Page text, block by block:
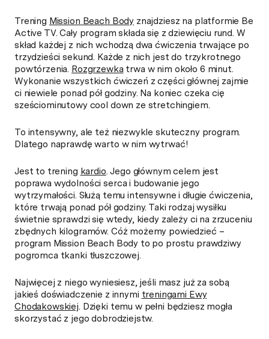
Trening Mission Beach Body znajdziesz na platformie Be
Active TV. Cały program składa się z dziewięciu rund. W
skład każdej z nich wchodzą dwa ćwiczenia trwające po
trzydzieści sekund. Każde z nich jest do trzykrotnego
powtórzenia. Rozgrzewka trwa w nim około 6 minut.
Wykonanie wszystkich ćwiczeń z części głównej zajmie
ci niewiele ponad pół godziny. Na koniec czeka cię
sześciominutowy cool down ze stretchingiem.
To intensywny, ale też niezwykle skuteczny program.
Dlatego naprawdę warto w nim wytrwać!
Jest to trening kardio. Jego głównym celem jest
poprawa wydolności serca i budowanie jego
wytrzymałości. Służą temu intensywne i długie ćwiczenia,
które trwają ponad pół godziny. Taki rodzaj wysiłku
świetnie sprawdzi się wtedy, kiedy zależy ci na zrzuceniu
zbędnych kilogramów. Cóż możemy powiedzieć –
program Mission Beach Body to po prostu prawdziwy
pogromca tkanki tłuszczowej.
Najwięcej z niego wyniesiesz, jeśli masz już za sobą
jakieś doświadczenie z innymi treningami Ewy
Chodakowskiej. Dzięki temu w pełni będziesz mogła
skorzystać z jego dobrodziejstw.